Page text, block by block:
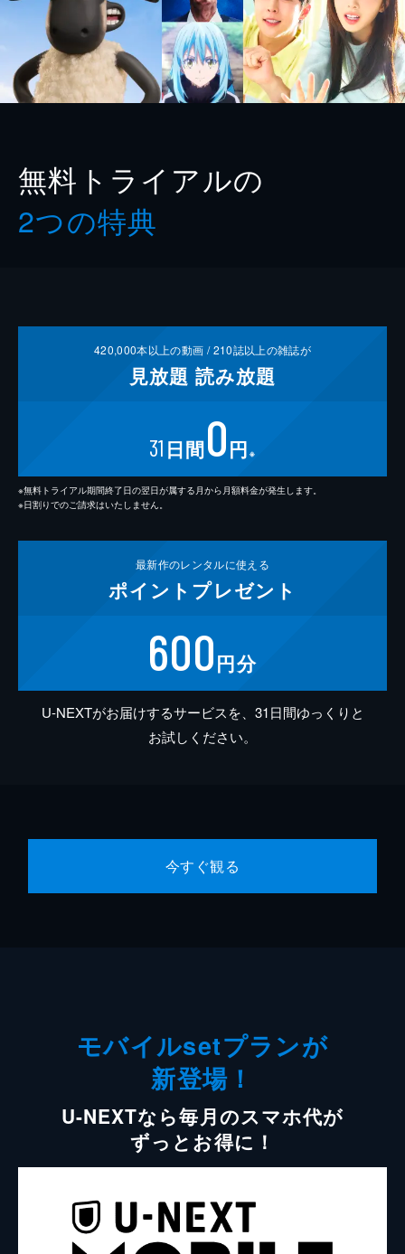
無料トライアルの
2つの特典
420,000本以上の動画 /210誌以上の雑誌が
見放題 読み放題
31 日間0円 ※
※無料トライアル期間終了日の翌日が属する月から月額料金が発生します。
※日割りでのご請求はいたしません。
最新作のレンタルに使える
ポイント プレゼント
600円分
U-NEXTがお届けするサービスを、31日間ゆっくりと
お試しください。
今すぐ観る
モバイルsetプランが
新登場！
U-NEXTなら毎月のスマホ代が
ずっとお得に！